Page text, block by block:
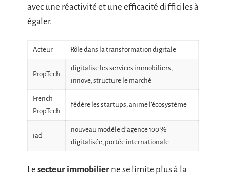
avec une réactivité et une efficacité difficiles à
égaler.
Acteur Rôle dans la transformation digitale
PropTech
digitalise les services immobiliers,
innove, structure le marché
French
PropTech
fédère les startups, anime l’écosystème
iad
nouveau modèle d’agence 100 %
digitalisée, portée internationale
Le secteur immobilier ne se limite plus à la